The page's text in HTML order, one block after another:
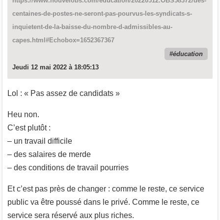
centaines-de-postes-ne-seront-pas-pourvus-les-syndicats-s-
inquietent-de-la-baisse-du-nombre-d-admissibles-au-
capes.html#Echobox=1652367367
éducation
Jeudi 12 mai 2022 à 18:05:13
Lol : « Pas assez de candidats »
Heu non.
C’est plutôt :
– un travail difficile
– des salaires de merde
– des conditions de travail pourries
Et c’est pas près de changer : comme le reste, ce service
public va être poussé dans le privé. Comme le reste, ce
service sera réservé aux plus riches.